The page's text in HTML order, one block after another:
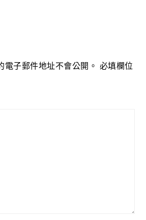
電子郵件地址不會公開。 必填欄位